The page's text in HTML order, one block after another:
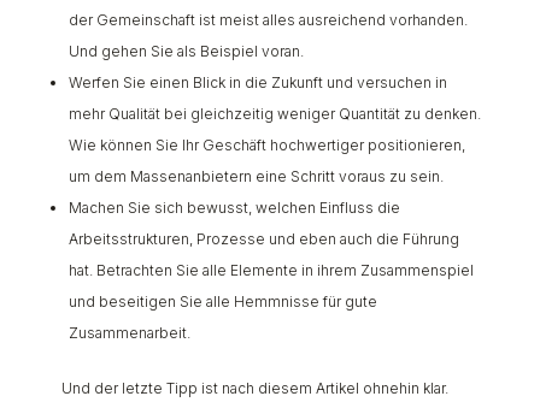
der Gemeinschaft ist meist alles ausreichend vorhanden.
Und gehen Sie als Beispiel voran.
Werfen Sie einen Blick in die Zukunft und versuchen in
mehr Qualität bei gleichzeitig weniger Quantität zu denken.
Wie können Sie Ihr Geschäft hochwertiger positionieren,
um dem Massenanbietern eine Schritt voraus zu sein.
Machen Sie sich bewusst, welchen Einfluss die
Arbeitsstrukturen, Prozesse und eben auch die Führung
hat. Betrachten Sie alle Elemente in ihrem Zusammenspiel
und beseitigen Sie alle Hemmnisse für gute
Zusammenarbeit.
Und der letzte Tipp ist nach diesem Artikel ohnehin klar.